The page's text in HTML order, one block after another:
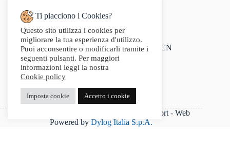
Indirizzo:
Via Audisio, 26, 12042 Bra CN
Telefono:
0172 412 414
Fax:
0172412414
P.IVA 03542250042 - Copyright 2025 G2Sport - Web
Powered byDylog Italia S.p.A.
Ti piacciono i Cookies?
Questo sito utilizza i cookies per
migliorare la tua esperienza d'utilizzo.
Puoi acconsentire o modificarli tramite i
seguenti pulsanti. Per maggiori
informazioni leggi la nostra
Cookie policy
Imposta cookie Accetto i cookie